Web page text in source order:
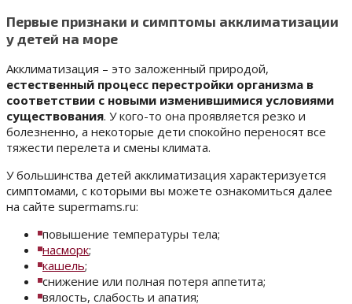
Первые признаки и симптомы акклиматизации
у детей на море
Акклиматизация – это заложенный природой,
естественный процесс перестройки организма в
соответствии с новыми изменившимися условиями
существования. У кого-то она проявляется резко и
болезненно, а некоторые дети спокойно переносят все
тяжести перелета и смены климата.
У большинства детей акклиматизация характеризуется
симптомами, с которыми вы можете ознакомиться далее
на сайте supermams.ru:
повышение температуры тела;
насморк;
кашель;
снижение или полная потеря аппетита;
вялость, слабость и апатия;